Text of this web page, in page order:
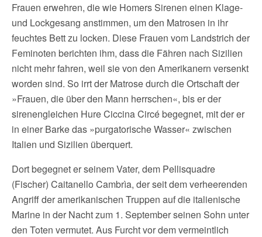
Frauen erwehren, die wie Homers Sirenen einen Klage-
und Lockgesang anstimmen, um den Matrosen in ihr
feuchtes Bett zu locken. Diese Frauen vom Landstrich der
Feminoten berichten ihm, dass die Fähren nach Sizilien
nicht mehr fahren, weil sie von den Amerikanern versenkt
worden sind. So irrt der Matrose durch die Ortschaft der
»Frauen, die über den Mann herrschen«, bis er der
sirenengleichen Hure Ciccina Circé begegnet, mit der er
in einer Barke das »purgatorische Wasser« zwischen
Italien und Sizilien überquert.
Dort begegnet er seinem Vater, dem Pellisquadre
(Fischer) Caitanello Cambrìa, der seit dem verheerenden
Angriff der amerikanischen Truppen auf die italienische
Marine in der Nacht zum 1. September seinen Sohn unter
den Toten vermutet. Aus Furcht vor dem vermeintlich